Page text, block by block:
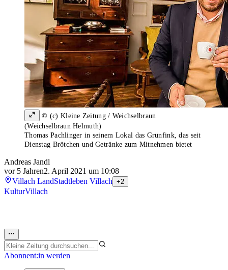
© (c) Kleine Zeitung / Weichselbraun
(Weichselbraun Helmuth)
Thomas Pachlinger in seinem Lokal das Grünfink, das seit
Dienstag Brötchen und Getränke zum Mitnehmen bietet
Andreas Jandl
vor 5 Jahren2. April 2021 um 10:08
Villach LandStadtleben Villach +2
KulturVillach
Abonnent:in werden